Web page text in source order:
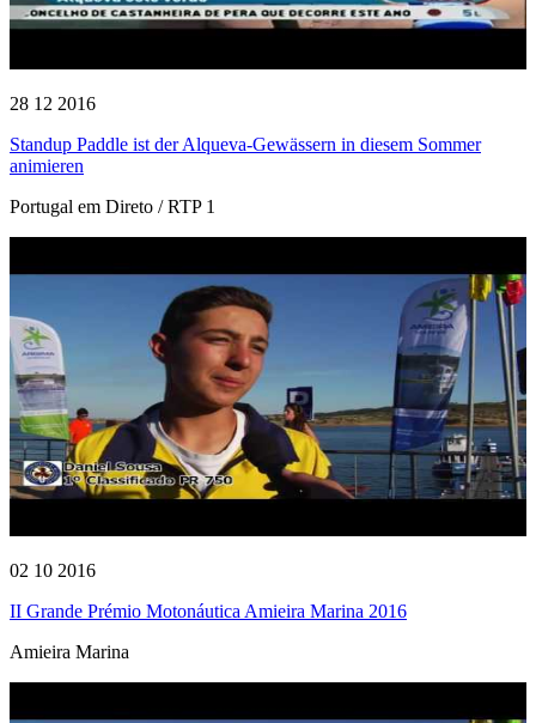
28 12 2016
Standup Paddle ist der Alqueva-Gewässern in diesem Sommer
animieren
Portugal em Direto / RTP 1
02 10 2016
II Grande Prémio Motonáutica Amieira Marina 2016
Amieira Marina